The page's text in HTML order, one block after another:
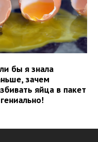
бы я знала
зачем
яйца в пакет